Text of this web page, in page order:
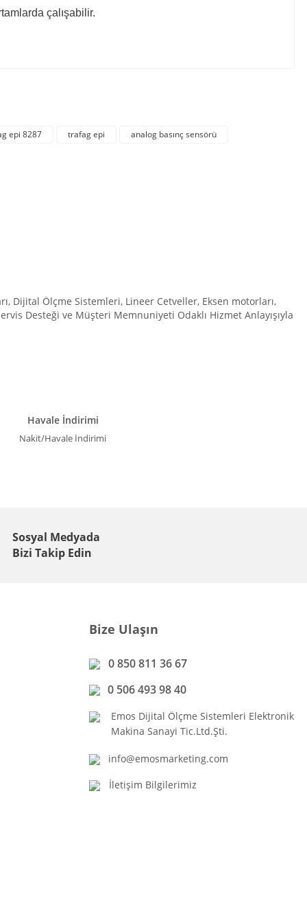
çalışabilir.
epi 8287 trafag epi
analog basınç sensörü
Dijital Ölçme Sistemleri, Lineer Cetveller, Eksen motorları,
Desteği ve Müşteri Memnuniyeti Odaklı Hizmet Anlayışıyla
Havale İndirimi
Nakit/Havale İndirimi
Sosyal Medyada
Bizi Takip Edin
Bize Ulaşın
0 850 811 36 67
0 506 493 98 40
Emos Dijital Ölçme Sistemleri Elektronik
Makina Sanayi Tic.Ltd.Şti.
info@emosmarketing.com
İletişim Bilgilerimiz